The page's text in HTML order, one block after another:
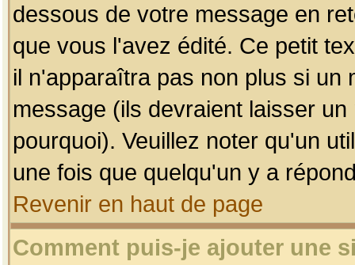
dessous de votre message en
que vous l'avez édité. Ce petit
il n'apparaîtra pas non plus si un
message (ils devraient laisser
pourquoi). Veuillez noter qu'un
une fois que quelqu'un y a
Revenir en haut de page
Comment puis-je ajouter une